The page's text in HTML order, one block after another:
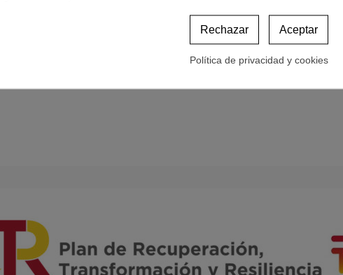
Aceptar
Rechazar
Política de privacidad y cookies